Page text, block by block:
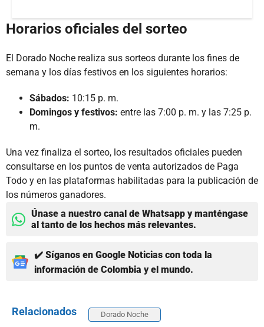
Horarios oficiales del sorteo
El Dorado Noche realiza sus sorteos durante los fines de
semana y los días festivos en los siguientes horarios:
Sábados: 10:15 p. m.
Domingos y festivos: entre las 7:00 p. m. y las 7:25 p.
m.
Una vez finaliza el sorteo, los resultados oficiales pueden
consultarse en los puntos de venta autorizados de Paga
Todo y en las plataformas habilitadas para la publicación de
los números ganadores.
Únase a nuestro canal de Whatsapp y manténgase
al tanto de los hechos más relevantes.
✔️ Síganos en Google Noticias con toda la
información de Colombia y el mundo.
Relacionados Dorado Noche